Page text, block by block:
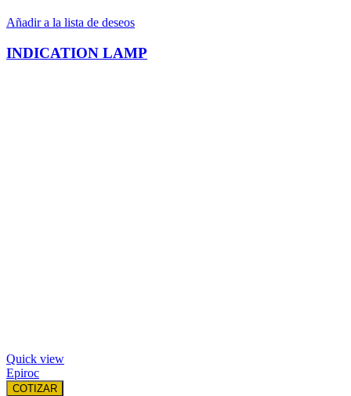
Añadir a la lista de deseos
INDICATION LAMP
Quick view
Epiroc
COTIZAR